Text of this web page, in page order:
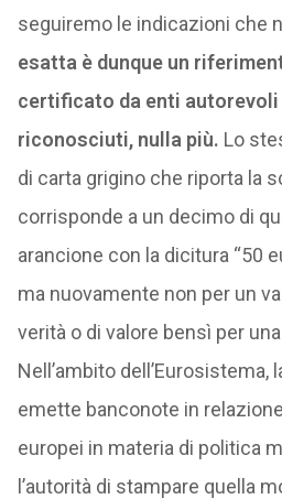
seguiremo le indicazioni che
esatta è dunque un
certificato da enti autorevoli
riconosciuti, nulla più. Lo
di carta grigino che riporta la
corrisponde a un decimo di
arancione con la dicitura “50
ma nuovamente non per un
verità o di valore bensì per
Nell’ambito dell’Eurosistema,
emette banconote in
europei in materia di politica
l’autorità di stampare quella